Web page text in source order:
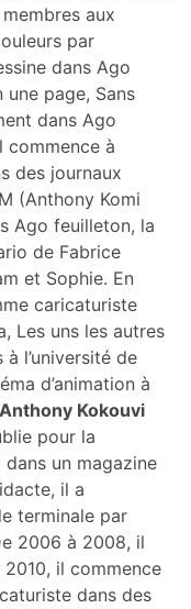
aux
par
dans Ago
une page, Sans
dans Ago
commence à
des journaux
(Anthony Komi
Ago feuilleton, la
de Fabrice
et Sophie. En
caricaturiste
Les uns les autres
l’université de
d’animation à
Anthony Kokouvi
pour la
un magazine
il a
terminale par
2006 à 2008, il
il commence
dans des